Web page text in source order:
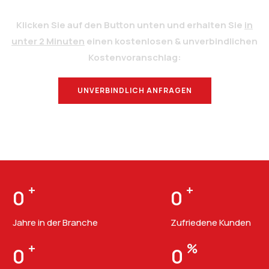
Klicken Sie auf den Button unten und erhalten Sie in
unter 2 Minuten einen kostenlosen & unverbindlichen
Kostenvoranschlag:
UNVERBINDLICH ANFRAGEN
0 +
Jahre in der Branche
0 +
Zufriedene Kunden
0 + 0 %